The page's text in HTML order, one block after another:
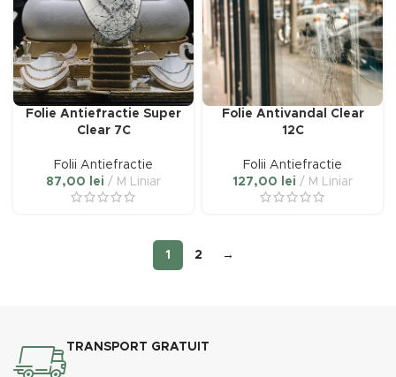
Folie Antiefractie Super
Clear 7C
Folii Antiefractie
87,00
lei M Liniar
Folie Antivandal Clear
12C
Folii Antiefractie
127,00
lei M Liniar
1 2 →
TRANSPORT GRATUIT